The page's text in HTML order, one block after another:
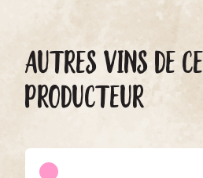
AUTRES VINS DE CE
PRODUCTEUR